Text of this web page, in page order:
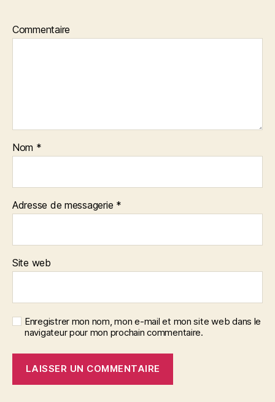
Commentaire
Nom *
Adresse de messagerie *
Site web
Enregistrer mon nom, mon e-mail et mon site web dans le
navigateur pour mon prochain commentaire.